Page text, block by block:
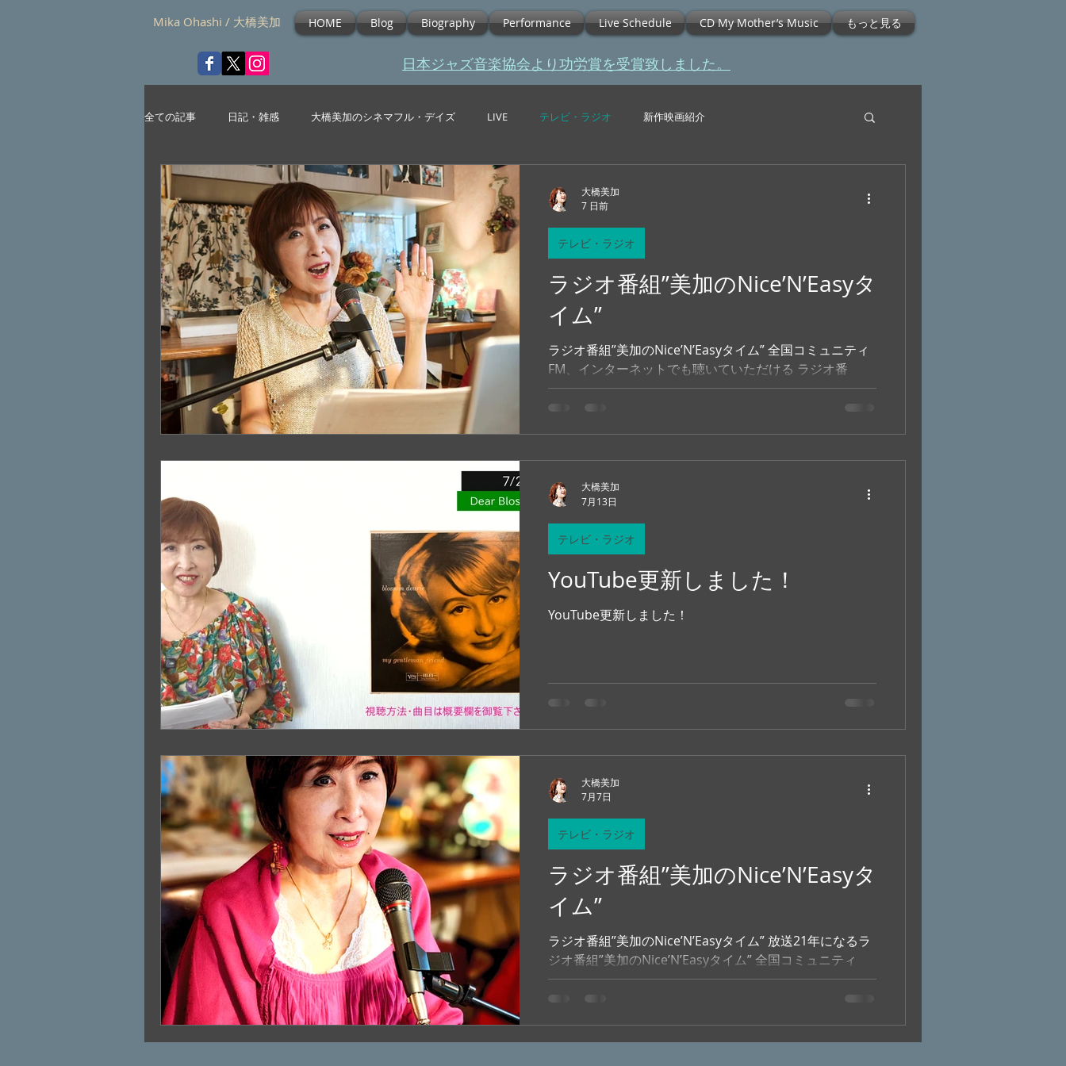
Mika Ohashi / 大橋美加 HOME Blog Biography Performance Live Schedule CD My Mother’s Music もっと見る
​日本ジャズ音楽協会より功労賞を受賞致しました。
全ての記事 日記・雑感 大橋美加のシネマフル・デイズ LIVE テレビ・ラジオ 新作映画紹介
ラジオ番組”美加のNice’N’Easyタ
イム”
ラジオ番組”美加のNice’N’Easyタイム” 全国コミュニティ
FM、インターネットでも聴いていただける ラジオ番
組”美加のNice’N’Easyタイム” 4週分のリモート収録。 プ
テレビ・ラジオ
大橋美加
7 日前
YouTube更新しました！
YouTube更新しました！
テレビ・ラジオ
大橋美加
7月13日
ラジオ番組”美加のNice’N’Easyタ
イム”
ラジオ番組”美加のNice’N’Easyタイム” 放送21年になるラ
ジオ番組”美加のNice’N’Easyタイム” 全国コミュニティ
FM、インターネットでも聴いていただけます！
テレビ・ラジオ
大橋美加
7月7日